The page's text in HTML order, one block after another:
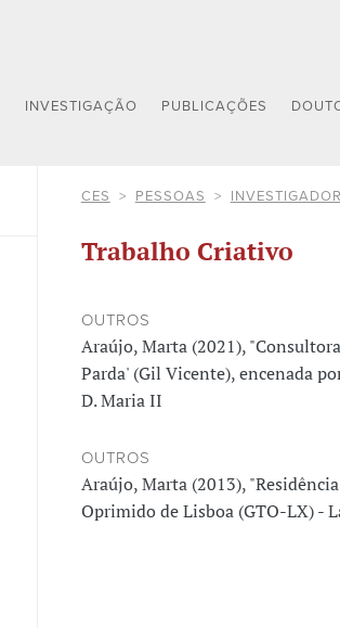
INVESTIGAÇÃO PUBLICAÇÕES
CES PESSOAS
Trabalho Criativo
OUTROS
Araújo, Marta (2021),
Parda' (Gil Vicente), encenada
D. Maria II
OUTROS
Araújo, Marta (2013),
Oprimido de Lisboa (GTO-LX) -